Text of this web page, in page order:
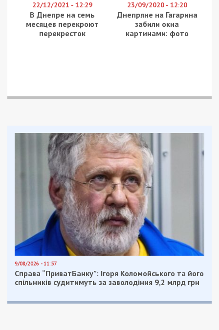
22/12/2021 - 12:29
В Днепре на семь
месяцев перекроют
перекресток
23/09/2020 - 12:20
Днепряне на Гагарина
забили окна
картинами: фото
9/08/2026 - 11:57
Справа “ПриватБанку”: Ігоря Коломойського та його
спільників судитимуть за заволодіння 9,2 млрд грн